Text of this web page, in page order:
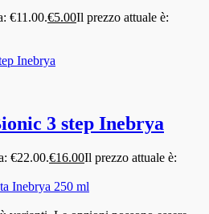
€11.00.€5.00Il prezzo attuale è:
3 step Inebrya
€22.00.€16.00Il prezzo attuale è: